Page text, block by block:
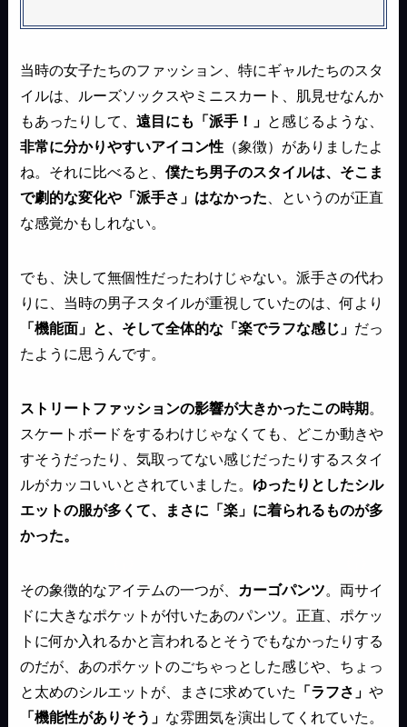
当時の女子たちのファッション、特にギャルたちのスタ
イルは、ルーズソックスやミニスカート、肌見せなんか
もあったりして、遠目にも「派手！」 と感じるような、
非常に分かりやすいアイコン性 （象徴）がありましたよ
ね。それに比べると、僕たち男子のスタイルは、そこま
で劇的な変化や「派手さ」はなかった 、というのが正直
な感覚かもしれない。
でも、決して無個性だったわけじゃない。派手さの代わ
りに、当時の男子スタイルが重視していたのは、何より
「機能面」と、そして全体的な「楽でラフな感じ」 だっ
たように思うんです。
ストリートファッションの影響が大きかったこの時期 。
スケートボードをするわけじゃなくても、どこか動きや
すそうだったり、気取ってない感じだったりするスタイ
ルがカッコいいとされていました。 ゆったりとしたシル
エットの服が多くて、まさに「楽」に着られるものが多
かった。
その象徴的なアイテムの一つが、 カーゴパンツ。両サイ
ドに大きなポケットが付いたあのパンツ。正直、ポケッ
トに何か入れるかと言われるとそうでもなかったりする
のだが、あのポケットのごちゃっとした感じや、ちょっ
と太めのシルエットが、まさに求めていた
「ラフさ」や
「機能性がありそう」 な雰囲気を演出してくれていた。